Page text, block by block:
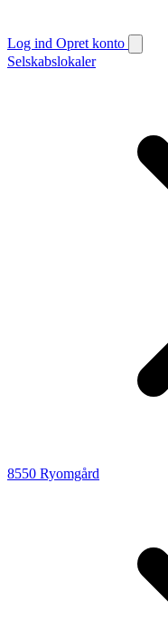
Log ind Opret konto
Selskabslokaler
8550 Ryomgård